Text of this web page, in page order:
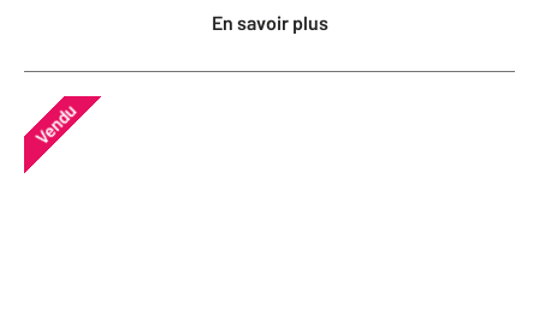
En savoir plus
Vendu